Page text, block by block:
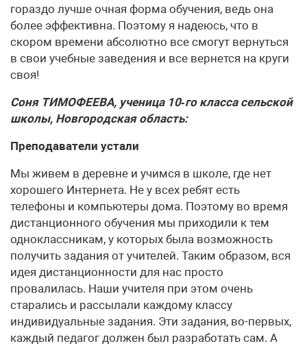
гораздо лучше очная форма обучения, ведь она
более эффективна. Поэтому я надеюсь, что в
скором времени абсолютно все смогут вернуться
в свои учебные заведения и все вернется на круги
своя!
Соня ТИМОФЕЕВА, ученица 10‑го класса сельской
школы, Новгородская область:
Преподаватели устали
Мы живем в деревне и учимся в школе, где нет
хорошего Интернета. Не у всех ребят есть
телефоны и компьютеры дома. Поэтому во время
дистанционного обучения мы приходили к тем
одноклассникам, у которых была возможность
получить задания от учителей. Таким образом, вся
идея дистанционности для нас просто
провалилась. Наши учителя при этом очень
старались и рассылали каждому классу
индивидуальные задания. Эти задания, во-первых,
каждый педагог должен был разработать сам. А